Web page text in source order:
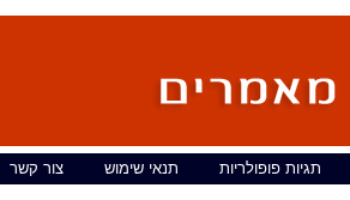
תגיות פופולריות תנאי שימוש
צור קשר